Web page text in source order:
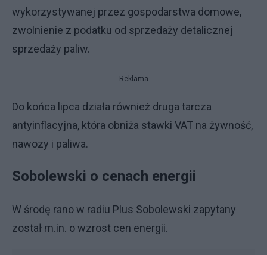
wykorzystywanej przez gospodarstwa domowe,
zwolnienie z podatku od sprzedaży detalicznej
sprzedaży paliw.
Reklama
Do końca lipca działa również druga tarcza
antyinflacyjna, która obniża stawki VAT na żywność,
nawozy i paliwa.
Sobolewski o cenach energii
W środę rano w radiu Plus Sobolewski zapytany
został m.in. o wzrost cen energii.